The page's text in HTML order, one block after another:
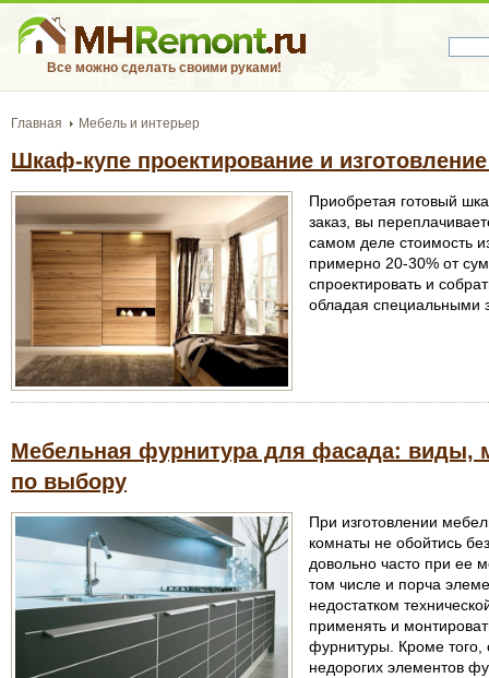
Все можно сделать своими руками!
Главная Мебель и интерьер
Шкаф-купе проектирование и
Приобретая готовый
заказ, вы
самом деле стоимость
примерно 20-30% от
спроектировать и
обладая специальными
Мебельная фурнитура для фасада: виды,
по выбору
При изготовлении
комнаты не обойтись
довольно часто при ее
том числе и порча
недостатком
применять и
фурнитуры. Кроме того,
недорогих элементов